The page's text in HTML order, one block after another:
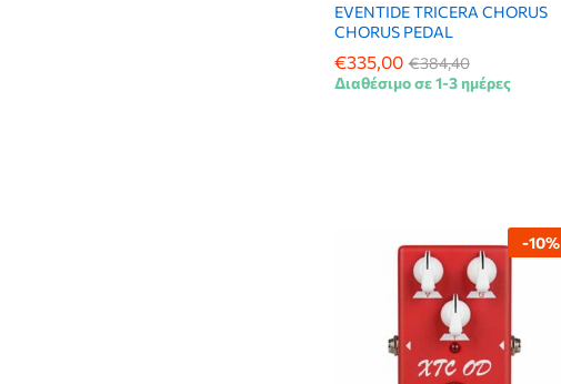
EVENTIDE TRICERA CHORUS
CHORUS PEDAL
€335,00 €384,40
€335,00 €384,40
Διαθέσιμο σε 1-3 ημέρες
-10%